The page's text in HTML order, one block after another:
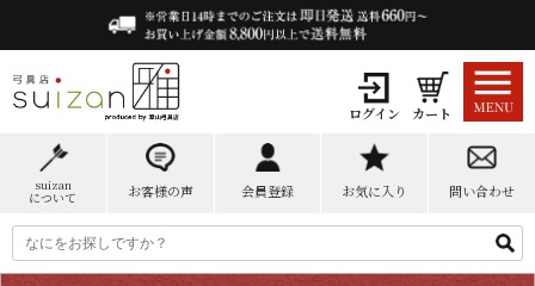
ログイン カート
suizan
について お客様の声 会員登録 お気に入り 問い合わせ